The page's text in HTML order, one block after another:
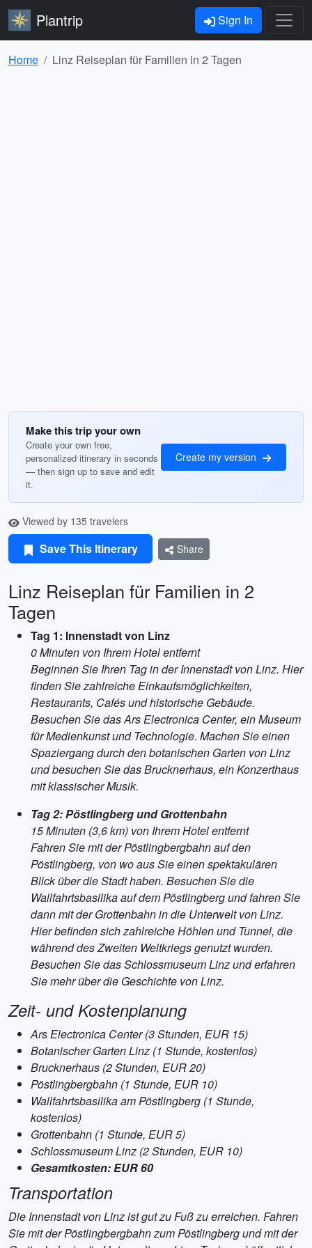
Plantrip Sign In
Home Linz Reiseplan für Familien in 2 Tagen
Make this trip your own
Create your own free,
personalized itinerary in seconds
— then sign up to save and edit
it.
Create my version
Viewed by 135 travelers
Save This Itinerary Share
Linz Reiseplan für Familien in 2
Tagen
Tag 1: Innenstadt von Linz
0 Minuten von Ihrem Hotel entfernt
Beginnen Sie Ihren Tag in der Innenstadt von Linz. Hier
finden Sie zahlreiche Einkaufsmöglichkeiten,
Restaurants, Cafés und historische Gebäude.
Besuchen Sie das Ars Electronica Center, ein Museum
für Medienkunst und Technologie. Machen Sie einen
Spaziergang durch den botanischen Garten von Linz
und besuchen Sie das Brucknerhaus, ein Konzerthaus
mit klassischer Musik.
Tag 2: Pöstlingberg und Grottenbahn
15 Minuten (3,6 km) von Ihrem Hotel entfernt
Fahren Sie mit der Pöstlingbergbahn auf den
Pöstlingberg, von wo aus Sie einen spektakulären
Blick über die Stadt haben. Besuchen Sie die
Wallfahrtsbasilika auf dem Pöstlingberg und fahren Sie
dann mit der Grottenbahn in die Unterwelt von Linz.
Hier befinden sich zahlreiche Höhlen und Tunnel, die
während des Zweiten Weltkriegs genutzt wurden.
Besuchen Sie das Schlossmuseum Linz und erfahren
Sie mehr über die Geschichte von Linz.
Zeit- und Kostenplanung
Ars Electronica Center (3 Stunden, EUR 15)
Botanischer Garten Linz (1 Stunde, kostenlos)
Brucknerhaus (2 Stunden, EUR 20)
Pöstlingbergbahn (1 Stunde, EUR 10)
Wallfahrtsbasilika am Pöstlingberg (1 Stunde,
kostenlos)
Grottenbahn (1 Stunde, EUR 5)
Schlossmuseum Linz (2 Stunden, EUR 10)
Gesamtkosten: EUR 60
Transportation
Die Innenstadt von Linz ist gut zu Fuß zu erreichen. Fahren
Sie mit der Pöstlingbergbahn zum Pöstlingberg und mit der